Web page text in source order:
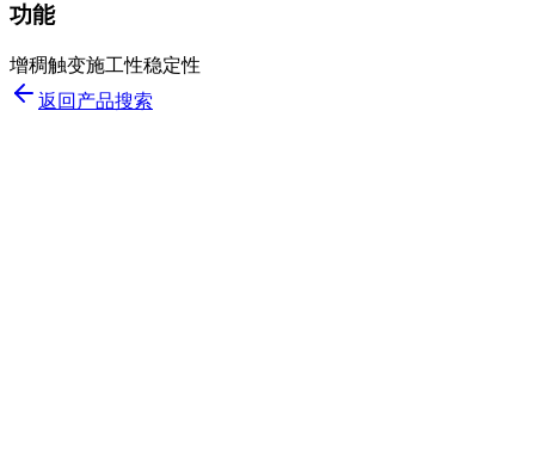
功能
增稠触变施工性稳定性
返回产品搜索